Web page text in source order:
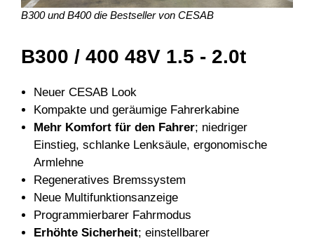
B300 und B400 die Bestseller von CESAB
B300 / 400 48V 1.5 - 2.0t
Neuer CESAB Look
Kompakte und geräumige Fahrerkabine
Mehr Komfort für den Fahrer; niedriger
Einstieg, schlanke Lenksäule, ergonomische
Armlehne
Regeneratives Bremssystem
Neue Multifunktionsanzeige
Programmierbarer Fahrmodus
Erhöhte Sicherheit; einstellbarer